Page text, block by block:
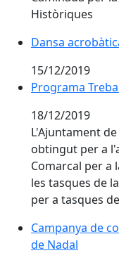
Històriques
Dansa
Dansa
15/12/2019
Programa
Programa
18/12/2019
L'Ajuntament
obtingut per a
Comarcal per a
les tasques de
per a tasques
Campanya de
Campanya de
de Nadal